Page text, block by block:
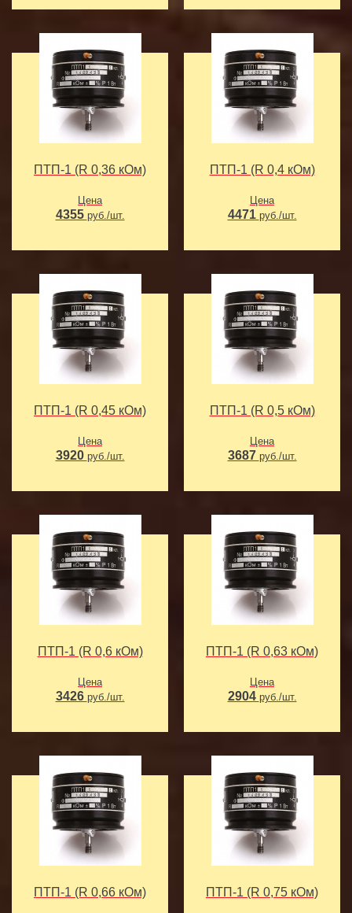
ПТП-1 (R 0,36 кОм)
Цена
4355 руб./шт.
ПТП-1 (R 0,4 кОм)
Цена
4471 руб./шт.
ПТП-1 (R 0,45 кОм)
Цена
3920 руб./шт.
ПТП-1 (R 0,5 кОм)
Цена
3687 руб./шт.
ПТП-1 (R 0,6 кОм)
Цена
3426 руб./шт.
ПТП-1 (R 0,63 кОм)
Цена
2904 руб./шт.
ПТП-1 (R 0,66 кОм) ПТП-1 (R 0,75 кОм)